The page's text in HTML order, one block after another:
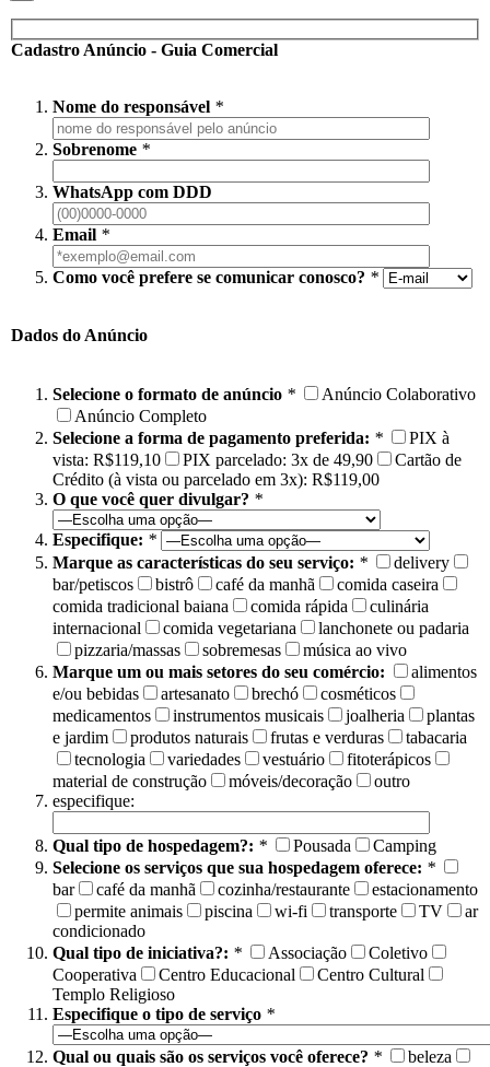
Cadastro Anúncio - Guia Comercial
Nome do responsável *
Sobrenome *
WhatsApp com DDD
Email *
Como você prefere se comunicar conosco? *
Dados do Anúncio
Selecione o formato de anúncio *
Anúncio Colaborativo
Anúncio Completo
Selecione a forma de pagamento preferida: *
PIX à
vista: R$119,10
PIX parcelado: 3x de 49,90
Cartão de
Crédito (à vista ou parcelado em 3x): R$119,00
O que você quer divulgar? *
Especifique: *
Marque as características do seu serviço: *
delivery
bar/petiscos
bistrô café da manhã
comida caseira
comida tradicional baiana
comida rápida
culinária
internacional
comida vegetariana
lanchonete ou padaria
pizzaria/massas
sobremesas
música ao vivo
Marque um ou mais setores do seu comércio:
alimentos
e/ou bebidas
artesanato brechó
cosméticos
medicamentos
instrumentos musicais joalheria
plantas
e jardim
produtos naturais frutas e verduras
tabacaria
tecnologia
variedades vestuário
fitoterápicos
material de construção
móveis/decoração
outro
especifique:
Qual tipo de hospedagem?: * Pousada
Camping
Selecione os serviços que sua hospedagem oferece: *
bar
café da manhã cozinha/restaurante
estacionamento
permite animais
piscina wi-fi transporte TV
ar
condicionado
Qual tipo de iniciativa?: * Associação
Coletivo
Cooperativa
Centro Educacional
Centro Cultural
Templo Religioso
Especifique o tipo de serviço *
Qual ou quais são os serviços você oferece? *
beleza